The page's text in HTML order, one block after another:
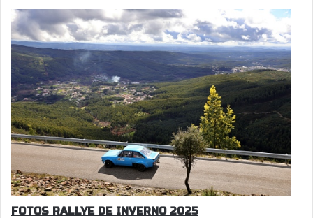
FOTOS RALLYE DE INVERNO 2025